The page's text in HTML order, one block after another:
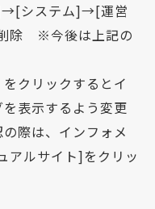
]→[システム]→[運営
除 ※今後は上記の
クリックするとイ
表示するよう変更
際は、インフォメ
アルサイト]をクリッ